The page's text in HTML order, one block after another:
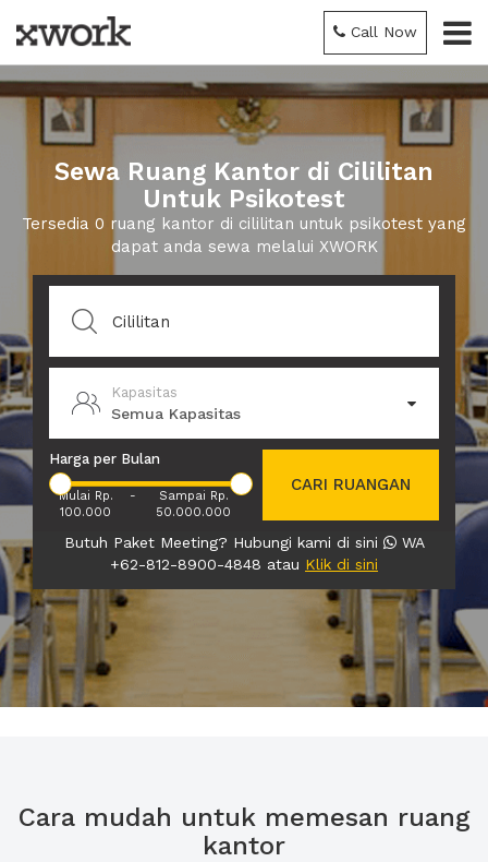
Call Now
Sewa Ruang Kantor di Cililitan
Untuk Psikotest
Tersedia 0 ruang kantor di cililitan untuk psikotest yang
dapat anda sewa melalui XWORK
Kapasitas
Semua Kapasitas
Harga per Bulan
Mulai Rp.
100.000
-
Sampai Rp.
50.000.000
CARI RUANGAN
Butuh Paket Meeting? Hubungi kami di sini
WA
+62-812-8900-4848 atau Klik di sini
Cara mudah untuk memesan ruang
kantor